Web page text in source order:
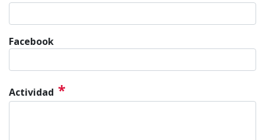
Facebook
Actividad *